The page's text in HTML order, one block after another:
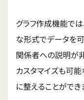
グラフ作成機能では
な形式でデータを
関係者への説明が
カスタマイズも可
に整えることができ